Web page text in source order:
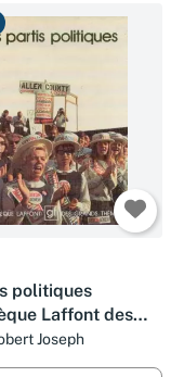
politiques
Laffont des
Joseph